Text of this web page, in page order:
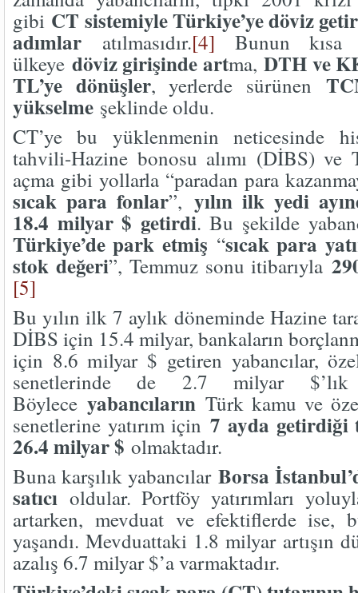
gibi CT sistemiyle Türkiye’ye döviz
adımlar atılmasıdır.[4] Bunun
ülkeye döviz girişinde artma,DTH ve
TL’ye dönüşler, yerlerde sürünen
yükselme şeklinde oldu.
CT’ye bu yüklenmenin neticesinde
tahvili-Hazine bonosu alımı (DİBS) ve
açma gibi yollarla “paradan para
sıcak para fonlar”, yılın ilk yedi
18.4 milyar $ getirdi. Bu şekilde
Türkiye’de park etmiş “sıcak para
stok değeri”, Temmuz sonu itibarıyla
[5]
Bu yılın ilk 7 aylık döneminde Hazine
DİBS için 15.4 milyar, bankaların
için 8.6 milyar $ getiren yabancılar,
senetlerinde de 2.7 milyar $’lık
Böylece yabancıların Türk kamu ve
senetlerine yatırım için7 ayda getirdiği
26.4 milyar $ olmaktadır.
Buna karşılık yabancılar Borsa
satıcı oldular. Portföy yatırımları
artarken, mevduat ve efektiflerde ise,
yaşandı. Mevduattaki 1.8 milyar artışın
azalış 6.7 milyar $’a varmaktadır.